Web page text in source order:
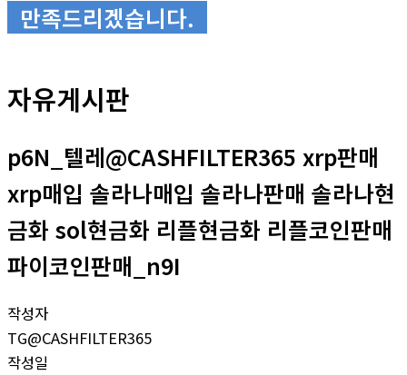
만족드리겠습니다.
자유게시판
p6N_텔레@CASHFILTER365 xrp판매
xrp매입 솔라나매입 솔라나판매 솔라나현
금화 sol현금화 리플현금화 리플코인판매
파이코인판매_n9I
작성자
TG@CASHFILTER365
작성일